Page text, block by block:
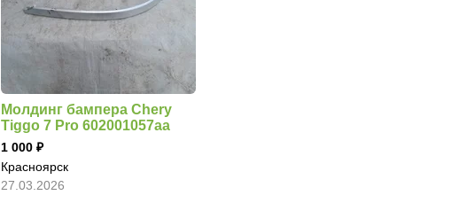
Молдинг бампера Chery
Tiggo 7 Pro 602001057aa
1 000
Красноярск
27.03.2026